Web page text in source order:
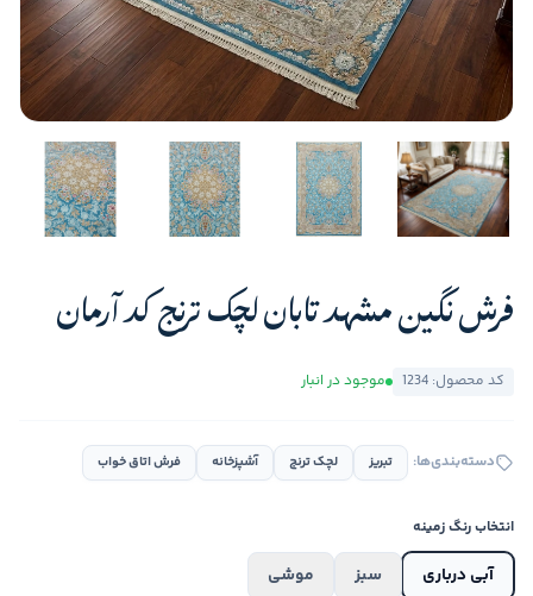
فرش نگین مشهد تابان لچک ترنج کد آرمان
کد محصول: 1234 موجود در انبار
دسته‌بندی‌ها: تبریز لچک ترنج آشپزخانه فرش اتاق خواب
انتخاب رنگ زمینه
آبی درباری سبز موشی